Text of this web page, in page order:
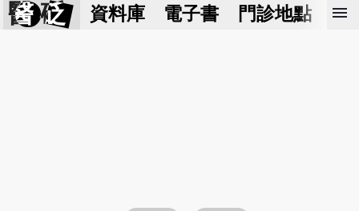
醫 砭 資料庫 電子書 門診地點 預
menu